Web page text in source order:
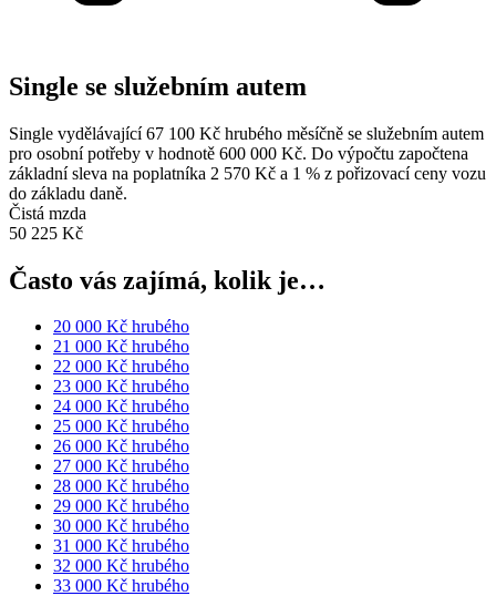
Single se služebním autem
Single vydělávající 67 100 Kč hrubého měsíčně se služebním autem
pro osobní potřeby v hodnotě 600 000 Kč. Do výpočtu započtena
základní sleva na poplatníka 2 570 Kč a 1 % z pořizovací ceny vozu
do základu daně.
Čistá mzda
50 225 Kč
Často vás zajímá, kolik je…
20 000 Kč hrubého
21 000 Kč hrubého
22 000 Kč hrubého
23 000 Kč hrubého
24 000 Kč hrubého
25 000 Kč hrubého
26 000 Kč hrubého
27 000 Kč hrubého
28 000 Kč hrubého
29 000 Kč hrubého
30 000 Kč hrubého
31 000 Kč hrubého
32 000 Kč hrubého
33 000 Kč hrubého